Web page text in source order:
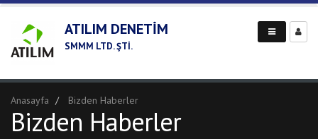
ATILIM DENETİM
SMMM LTD. ŞTİ.
Anasayfa Bizden Haberler
Bizden Haberler